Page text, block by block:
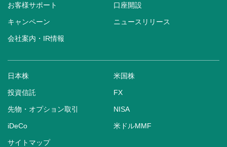
お客様サポート 口座開設
キャンペーン ニュースリリース
会社案内・IR情報
日本株 米国株
投資信託 FX
先物・オプション取引 NISA
iDeCo 米ドルMMF
サイトマップ